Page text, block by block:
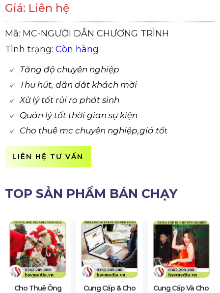
Giá: Liên hệ
Mã: MC-NGƯỜI DẪN CHƯƠNG TRÌNH
Tình trạng: Còn hàng
Tăng độ chuyên nghiệp
Thu hút, dẫn dắt khách mời
Xử lý tốt rủi ro phát sinh
Quản lý tốt thời gian sự kiện
Cho thuê mc chuyên nghiệp,giá tốt
LIÊN HỆ TƯ VẤN
TOP SẢN PHẨM BÁN CHẠY
Cho Thuê Ông
Cung Cấp & Cho
Cung Cấp Và Cho